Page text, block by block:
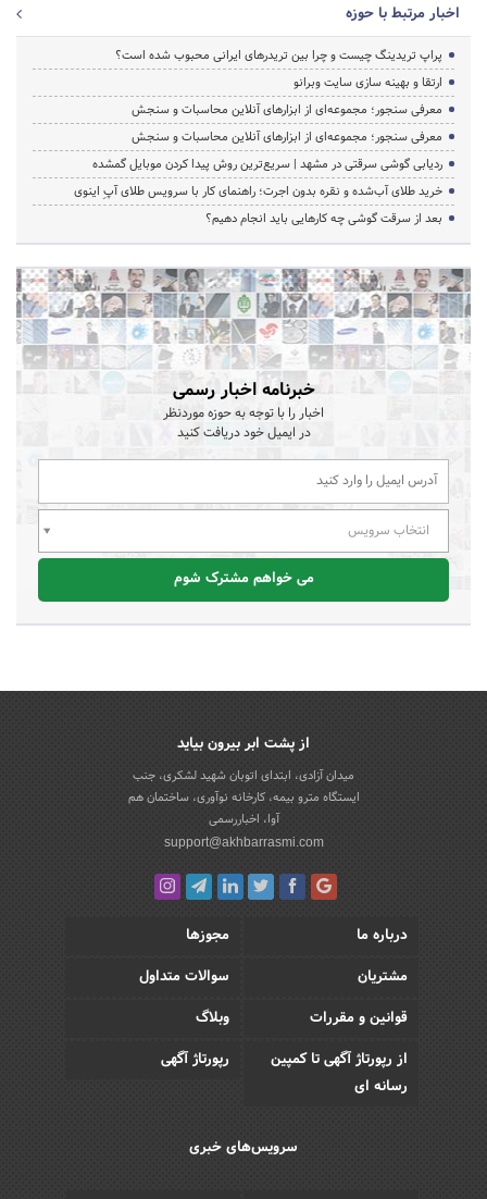
اخبار مرتبط با حوزه
پراپ تریدینگ چیست و چرا بین تریدرهای ایرانی محبوب شده است؟
ارتقا و بهینه سازی سایت وبرانو
معرفی سنجور؛ مجموعه‌ای از ابزارهای آنلاین محاسبات و سنجش
معرفی سنجور؛ مجموعه‌ای از ابزارهای آنلاین محاسبات و سنجش
ردیابی گوشی سرقتی در مشهد | سریع‌ترین روش پیدا کردن موبایل گمشده
خرید طلای آب‌شده و نقره بدون اجرت؛ راهنمای کار با سرویس طلای آپِ اینوی
بعد از سرقت گوشی چه کارهایی باید انجام دهیم؟
خبرنامه اخبار رسمی
اخبار را با توجه به حوزه موردنظر
در ایمیل خود دریافت کنید
انتخاب سرویس
می خواهم مشترک شوم
از پشت ابر بیرون بیاید
میدان آزادی، ابتدای اتوبان شهید لشکری، جنب
ایستگاه مترو بیمه، کارخانه نوآوری، ساختمان هم
آوا، اخباررسمی
support@akhbarrasmi.com
درباره ما
مجوزها
مشتریان
سوالات متداول
قوانین و مقررات
وبلاگ
از رپورتاژ آگهی تا کمپین
رسانه ای
رپورتاژ آگهی
سرویس‌های خبری